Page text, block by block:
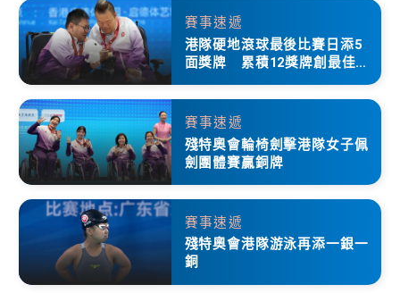
賽事速遞
港隊硬地滾球最後比賽日添5
面獎牌 累積12獎牌創最佳成
賽事速遞
殘特奧會輪椅劍擊港隊女子佩
劍團體賽贏銅牌
賽事速遞
殘特奧會港隊游泳再添一銀一
銅